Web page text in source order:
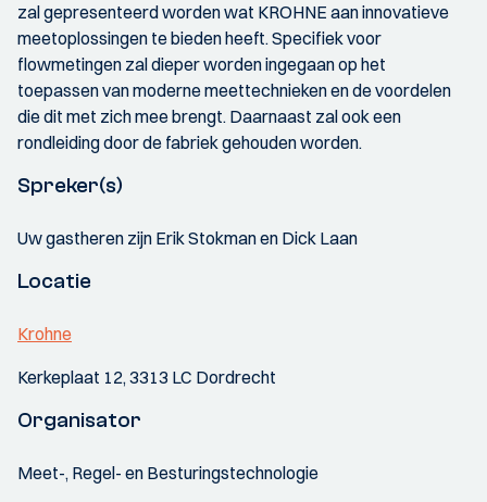
zal gepresenteerd worden wat KROHNE aan innovatieve
meetoplossingen te bieden heeft. Specifiek voor
flowmetingen zal dieper worden ingegaan op het
toepassen van moderne meettechnieken en de voordelen
die dit met zich mee brengt. Daarnaast zal ook een
rondleiding door de fabriek gehouden worden.
Spreker(s)
Uw gastheren zijn Erik Stokman en Dick Laan
Locatie
Krohne
Kerkeplaat 12, 3313 LC Dordrecht
Organisator
Meet-, Regel- en Besturingstechnologie